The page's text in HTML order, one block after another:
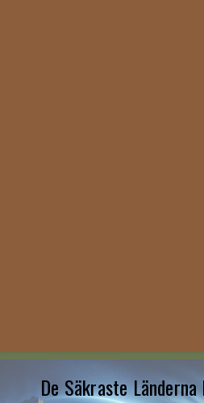
De Säkraste Länderna